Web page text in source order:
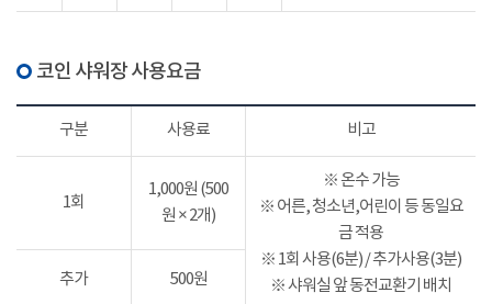
코인 샤워장 사용요금
구분 사용료 비고
1회
1,000원 (500
원 × 2개)
※ 온수 가능
※ 어른, 청소년,어린이 등 동일요
금 적용
※ 1회 사용(6분) / 추가사용(3분)
※ 샤워실 앞 동전교환기 배치
추가 500원